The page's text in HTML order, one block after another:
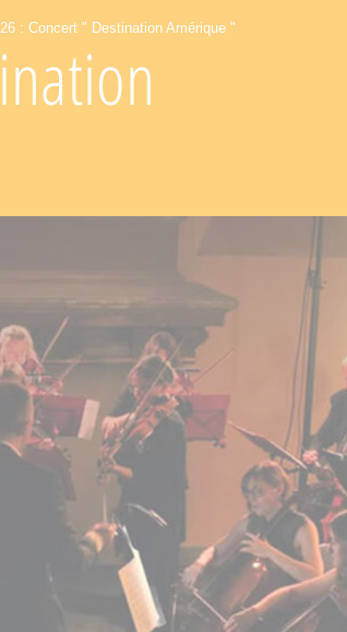
: Concert " Destination Amérique "